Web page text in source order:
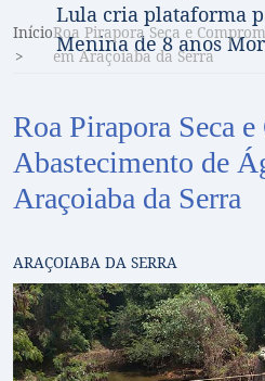
Lula cria plataforma
Menina de 8 anos
InícioRoa Pirapora Seca e
em Araçoiaba da Serra
Roa Pirapora Seca
Abastecimento de
Araçoiaba da Serra
ARAÇOIABA DA SERRA